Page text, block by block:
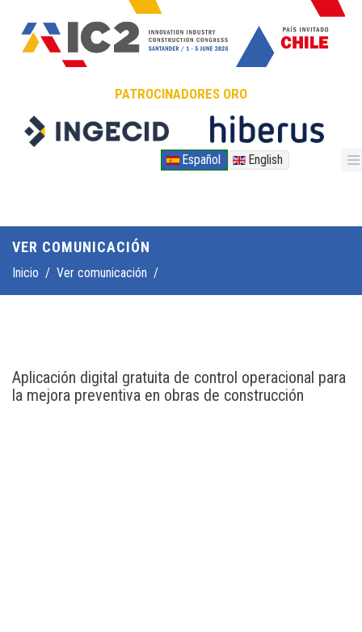
Pasar al contenido principal
PATROCINADORES ORO
Español English
VER COMUNICACIÓN
Inicio / Ver comunicación /
Aplicación digital gratuita de control operacional para
la mejora preventiva en obras de construcción